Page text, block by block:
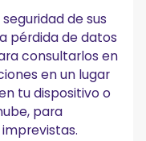
de sus
pérdida de datos
consultarlos en
en un lugar
tu dispositivo o
para